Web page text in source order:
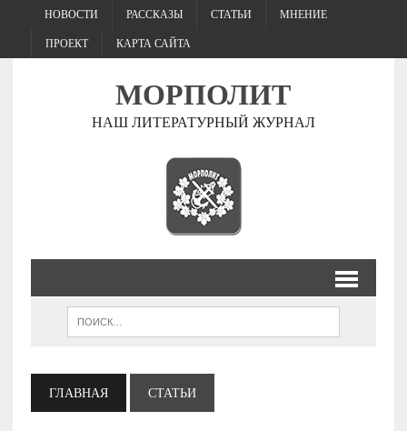
НОВОСТИ РАССКАЗЫ СТАТЬИ МНЕНИЕ
ПРОЕКТ КАРТА САЙТА
МОРПОЛИТ
НАШ ЛИТЕРАТУРНЫЙ ЖУРНАЛ
ГЛАВНАЯ СТАТЬИ